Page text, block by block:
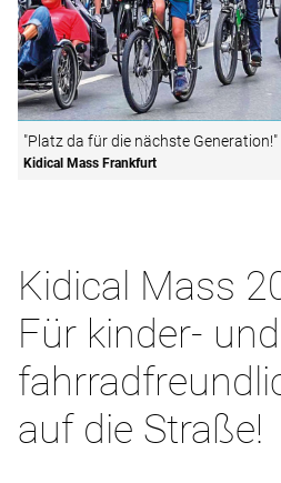
"Platz da für die nächste Generation!"
Kidical Mass Frankfurt
Kidical Mass
Für kinder- und
auf die Straße!